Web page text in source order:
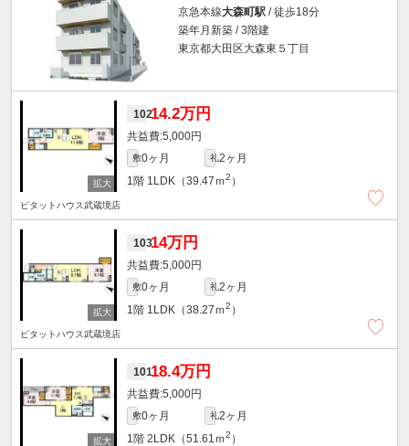
京急本線大森町駅 / 徒歩18分
築年月新築 / 3階建
東京都大田区大森東５丁目
10214.2万円
5,000円
敷0ヶ月 礼2ヶ月
1階 1LDK（39.47ｍ2 ）
ピタットハウス武蔵境店
10314万円
5,000円
敷0ヶ月 礼2ヶ月
1階 1LDK（38.27ｍ2 ）
ピタットハウス武蔵境店
10118.4万円
5,000円
敷0ヶ月 礼2ヶ月
1階 2LDK（51.61ｍ2 ）